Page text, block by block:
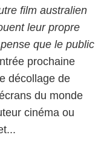
film australien
leur propre
que le public
prochaine
décollage de
du monde
cinéma ou